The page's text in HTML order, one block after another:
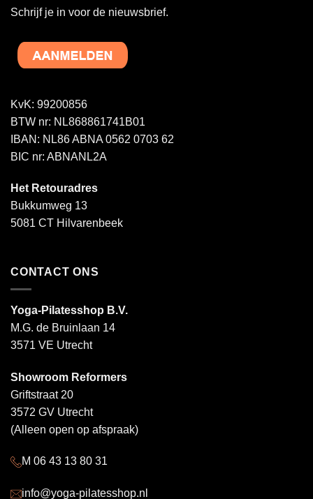
Schrijf je in voor de nieuwsbrief.
KvK: 99200856
BTW nr: NL868861741B01
IBAN: NL86 ABNA 0562 0703 62
BIC nr: ABNANL2A
Het Retouradres
Bukkumweg 13
5081 CT Hilvarenbeek
CONTACT ONS
Yoga-Pilatesshop B.V.
M.G. de Bruinlaan 14
3571 VE Utrecht
Showroom Reformers
Griftstraat 20
3572 GV Utrecht
(Alleen open op afspraak)
M 06 43 13 80 31
info@yoga-pilatesshop.nl